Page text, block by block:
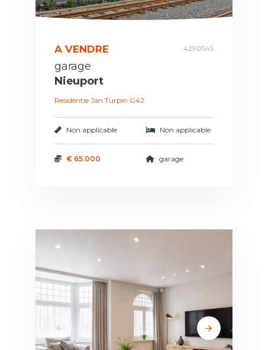
A VENDRE 4290545
garage
Nieuport
Residentie Jan Turpin G42
Non applicable Non applicable
€ 65.000 garage